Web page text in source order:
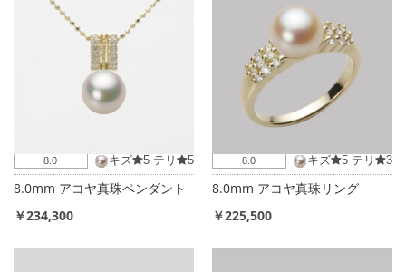
8.0 キズ 5 テリ 5
8.0mm アコヤ真珠ペンダント
￥234,300
8.0 キズ 5 テリ 3
8.0mm アコヤ真珠リング
￥225,500